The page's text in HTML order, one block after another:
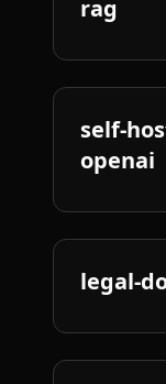
rag
self-
openai
legal-